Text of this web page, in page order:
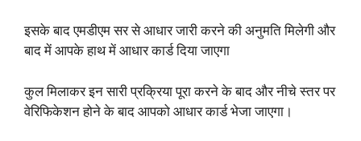
इसके बाद एमडीएम सर से आधार जारी करने की अनुमति मिलेगी और
बाद में आपके हाथ में आधार कार्ड दिया जाएगा
कुल मिलाकर इन सारी प्रक्रिया पूरा करने के बाद और नीचे स्तर पर
वेरिफिकेशन होने के बाद आपको आधार कार्ड भेजा जाएगा।